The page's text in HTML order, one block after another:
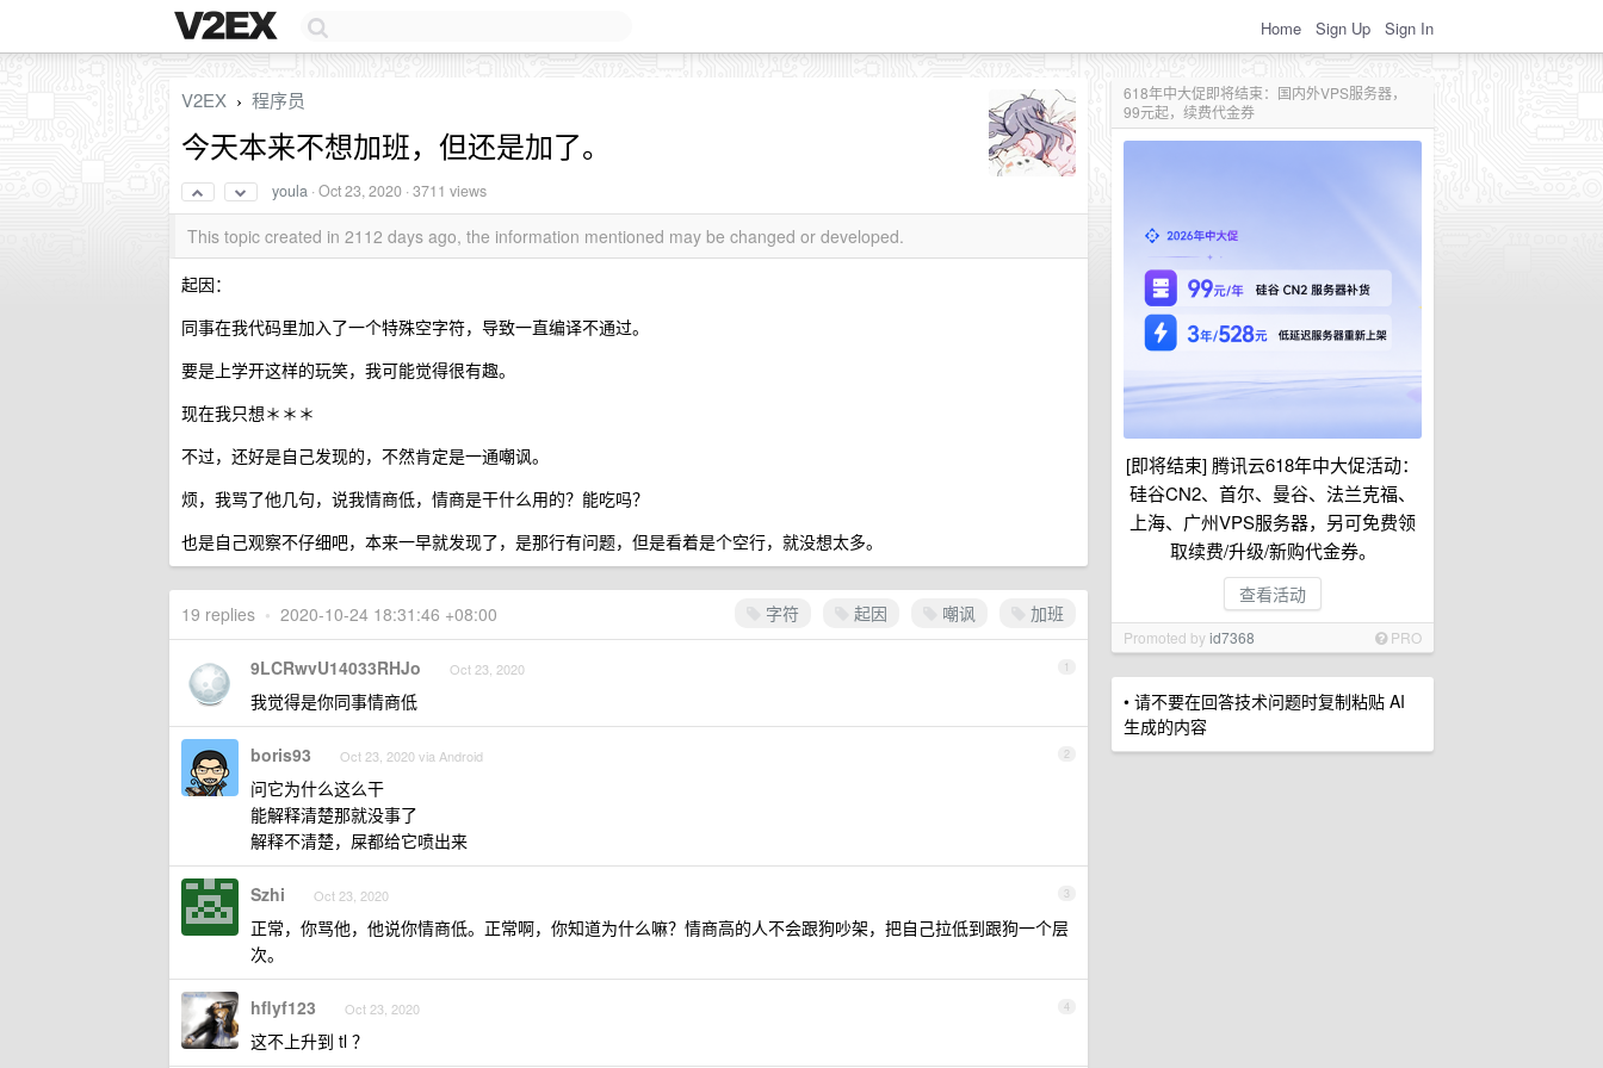
Home Sign Up Sign In
618年中大促即将结束：国内外VPS服务器，
99元起，续费代金券
[即将结束] 腾讯云618年中大促活动：
硅谷CN2、首尔、曼谷、法兰克福、
上海、广州VPS服务器，另可免费领
取续费/升级/新购代金券。
查看活动
Promoted byid7368 PRO
• 请不要在回答技术问题时复制粘贴 AI
生成的内容
V2EX › 程序员
今天本来不想加班，但还是加了。
youla ·Oct 23, 2020 · 3711 views
This topic created in 2112 days ago, the information mentioned may be changed or developed.
起因：
同事在我代码里加入了一个特殊空字符，导致一直编译不通过。
要是上学开这样的玩笑，我可能觉得很有趣。
现在我只想＊＊＊
不过，还好是自己发现的，不然肯定是一通嘲讽。
烦，我骂了他几句，说我情商低，情商是干什么用的？能吃吗？
也是自己观察不仔细吧，本来一早就发现了，是那行有问题，但是看着是个空行，就没想太多。
字符 起因 嘲讽 加班
19 replies • 2020-10-24 18:31:46 +08:00
1
9LCRwvU14033RHJo Oct 23, 2020
我觉得是你同事情商低
2
boris93 Oct 23, 2020 via Android
问它为什么这么干
能解释清楚那就没事了
解释不清楚，屎都给它喷出来
3
Szhi Oct 23, 2020
正常，你骂他，他说你情商低。正常啊，你知道为什么嘛？情商高的人不会跟狗吵架，把自己拉低到跟狗一个层
次。
4
hflyf123 Oct 23, 2020
这不上升到 tl ？